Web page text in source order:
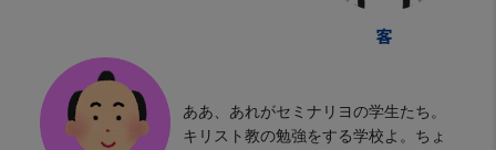
ああ、あれがセミナリヨの学生たち。
キリスト教の勉強をする学校よ。ちょ